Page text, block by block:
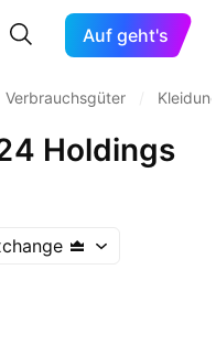
Auf geht's
Verbrauchsgüter
Holdings